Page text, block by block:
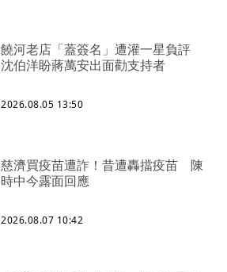
饒河老店「蓋簽名」遭灌一星負評
沈伯洋盼蔣萬安出面勸支持者
2026.08.05 13:50
慈濟買疫苗遭詐！昔遭轟擋疫苗 陳
時中今露面回應
2026.08.07 10:42